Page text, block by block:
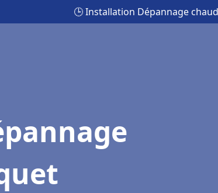
🕒 Installation Dépannage